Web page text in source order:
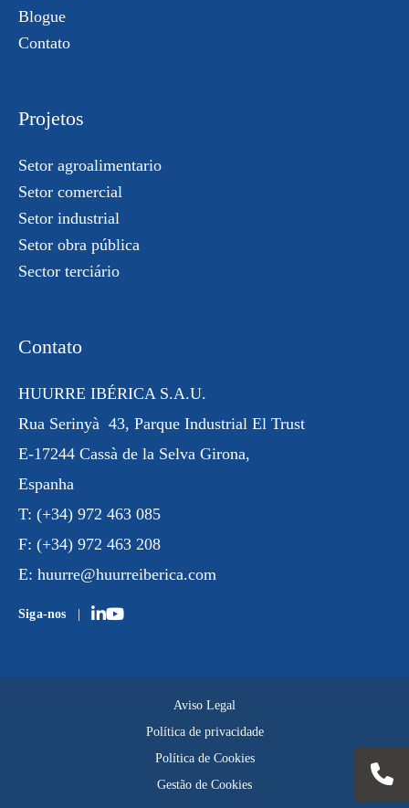
Blogue
Contato
Projetos
Setor agroalimentario
Setor comercial
Setor industrial
Setor obra pública
Sector terciário
Contato
HUURRE IBÉRICA S.A.U.
Rua Serinyà 43, Parque Industrial El Trust
E-17244 Cassà de la Selva Girona,
Espanha
T: (+34) 972 463 085
F: (+34) 972 463 208
E: huurre@huurreiberica.com
Siga-nos
Aviso Legal
Política de privacidade
Política de Cookies
Gestão de Cookies